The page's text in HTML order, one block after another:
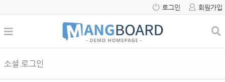
로그인 회원가입
소셜 로그인